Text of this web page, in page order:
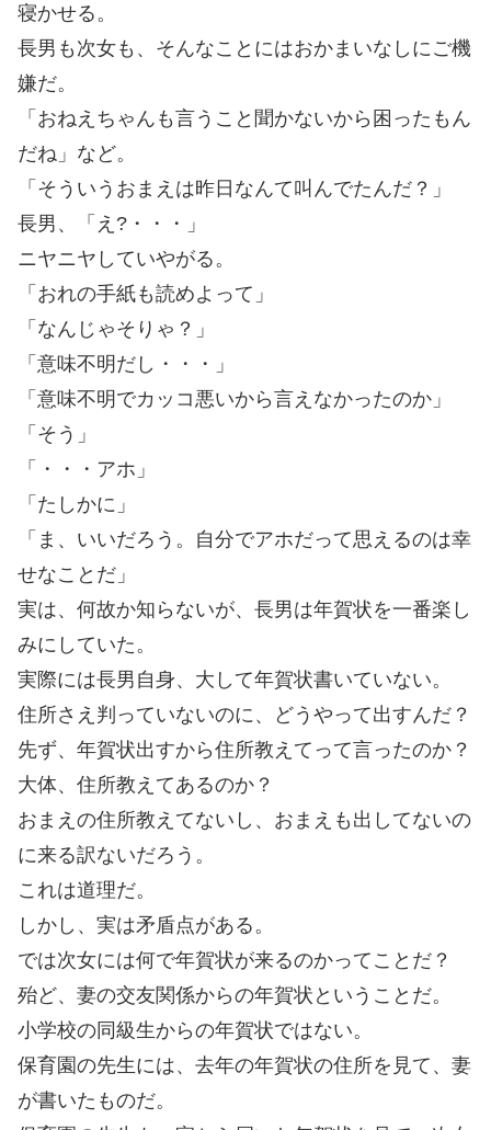
寝かせる。
長男も次女も、そんなことにはおかまいなしにご機
嫌だ。
「おねえちゃんも言うこと聞かないから困ったもん
だね」など。
「そういうおまえは昨日なんて叫んでたんだ？」
長男、「え?・・・」
ニヤニヤしていやがる。
「おれの手紙も読めよって」
「なんじゃそりゃ？」
「意味不明だし・・・」
「意味不明でカッコ悪いから言えなかったのか」
「そう」
「・・・アホ」
「たしかに」
「ま、いいだろう。自分でアホだって思えるのは幸
せなことだ」
実は、何故か知らないが、長男は年賀状を一番楽し
みにしていた。
実際には長男自身、大して年賀状書いていない。
住所さえ判っていないのに、どうやって出すんだ？
先ず、年賀状出すから住所教えてって言ったのか？
大体、住所教えてあるのか？
おまえの住所教えてないし、おまえも出してないの
に来る訳ないだろう。
これは道理だ。
しかし、実は矛盾点がある。
では次女には何で年賀状が来るのかってことだ？
殆ど、妻の交友関係からの年賀状ということだ。
小学校の同級生からの年賀状ではない。
保育園の先生には、去年の年賀状の住所を見て、妻
が書いたものだ。